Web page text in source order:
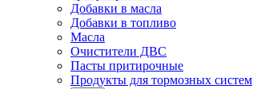
Добавки в масла
Добавки в топливо
Масла
Очистители ДВС
Пасты притирочные
Продукты для тормозных систем